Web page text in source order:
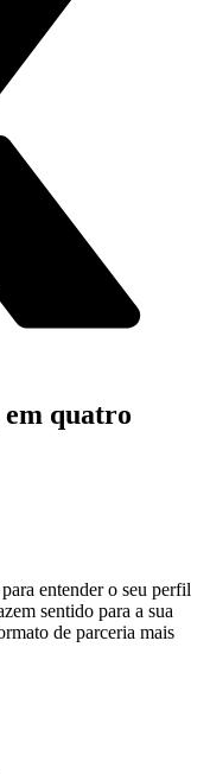
em quatro
entender o seu perfil
sentido para a sua
de parceria mais